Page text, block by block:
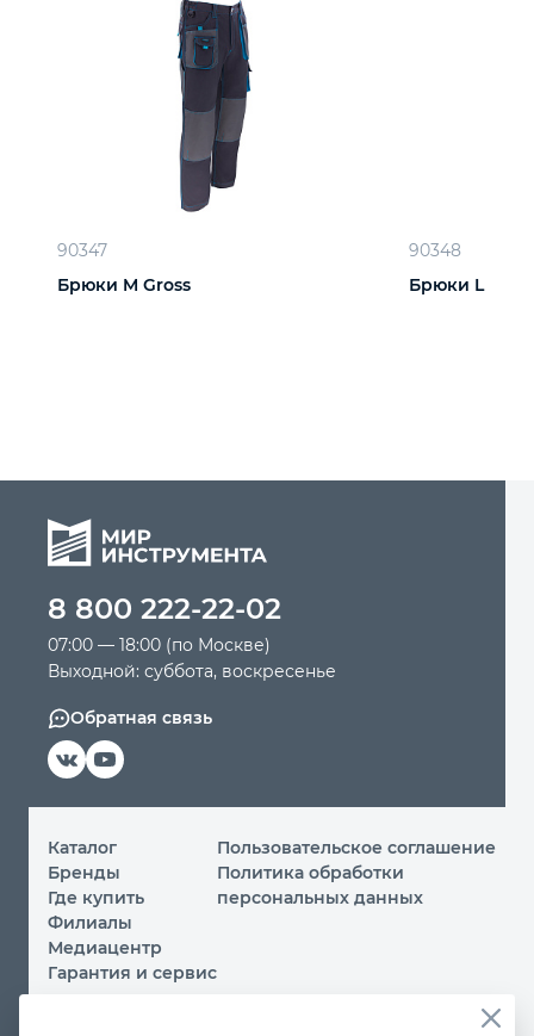
90347
Брюки M Gross
90348
Брюки L
8 800 222-22-02
07:00 — 18:00 (по Москве)
Выходной: суббота, воскресенье
Обратная связь
Каталог
Бренды
Где купить
Филиалы
Медиацентр
Гарантия и сервис
Пользовательское соглашение
Политика обработки
персональных данных